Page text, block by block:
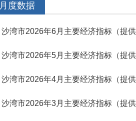
月度数据
沙湾市2026年6月主要经济指标（提供
沙湾市2026年5月主要经济指标（提供
沙湾市2026年4月主要经济指标（提供
沙湾市2026年3月主要经济指标（提供